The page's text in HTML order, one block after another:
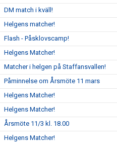
DM match i kväll!
Helgens matcher!
Flash - Påsklovscamp!
Helgens Matcher!
Matcher i helgen på Staffansvallen!
Påminnelse om Årsmöte 11 mars
Helgens Matcher!
Helgens Matcher!
Årsmöte 11/3 kl. 18.00
Helgens Matcher!